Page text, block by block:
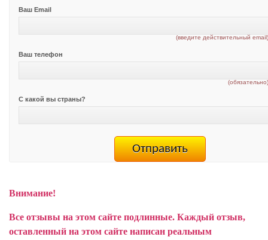
Ваш Email
(введите действительный
Ваш телефон
С какой вы страны?
Внимание!
Все отзывы на этом сайте подлинные. Каждый отзыв,
оставленный на этом сайте написан реальным